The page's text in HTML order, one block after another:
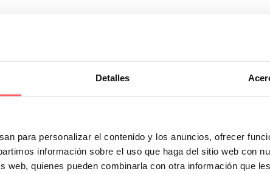
Detalles
para personalizar el contenido y los anuncios, ofrecer
información sobre el uso que haga del sitio web con
web, quienes pueden combinarla con otra información que